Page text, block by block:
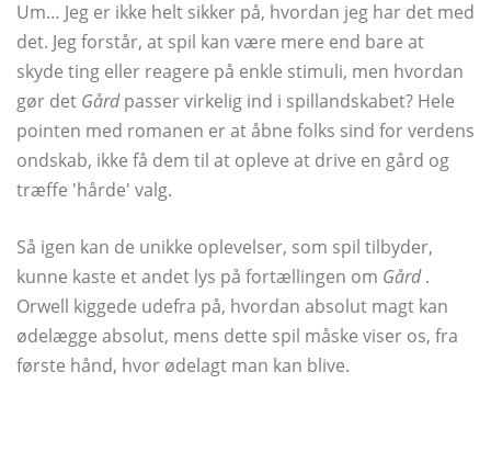
Um… Jeg er ikke helt sikker på, hvordan jeg har det med
det. Jeg forstår, at spil kan være mere end bare at
skyde ting eller reagere på enkle stimuli, men hvordan
gør det Gårdpasser virkelig ind i spillandskabet? Hele
pointen med romanen er at åbne folks sind for verdens
ondskab, ikke få dem til at opleve at drive en gård og
træffe 'hårde' valg.
Så igen kan de unikke oplevelser, som spil tilbyder,
kunne kaste et andet lys på fortællingen om Gård.
Orwell kiggede udefra på, hvordan absolut magt kan
ødelægge absolut, mens dette spil måske viser os, fra
første hånd, hvor ødelagt man kan blive.